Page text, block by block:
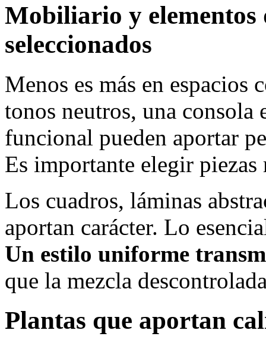
Mobiliario y elementos
seleccionados
Menos es más en espacios
tonos neutros, una
funcional pueden aportar
Es importante elegir
Los cuadros, láminas
aportan carácter. Lo
Un estilo uniforme
que la mezcla
Plantas que aportan